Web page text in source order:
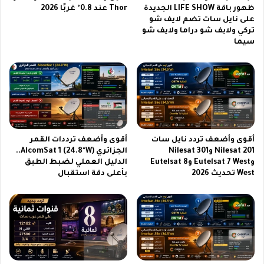
2
0
2
6
د
ع
ل
ى
ا
ي
ل
س
ا
2
ظهور باقة LIFE SHOW الجديدة
على نايل سات تضم لايف شو
تركي ولايف شو دراما ولايف شو
سيما
Thor عند 0.8° غربًا 2026
أقوى وأضعف تردد نايل سات
Nilesat 201 وNilesat 301
وEutelsat 7 West وEutelsat 8
West تحديث 2026
أقوى وأضعف ترددات القمر
الجزائري AlcomSat 1 (24.8°W)..
الدليل العملي لضبط الطبق
بأعلى دقة استقبال